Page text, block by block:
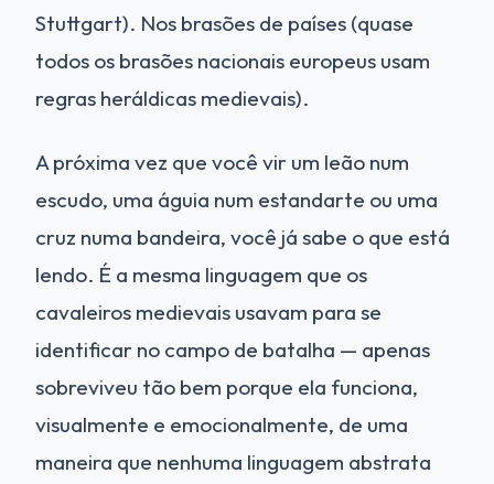
Stuttgart). Nos brasões de países (quase
todos os brasões nacionais europeus usam
regras heráldicas medievais).
A próxima vez que você vir um leão num
escudo, uma águia num estandarte ou uma
cruz numa bandeira, você já sabe o que está
lendo. É a mesma linguagem que os
cavaleiros medievais usavam para se
identificar no campo de batalha — apenas
sobreviveu tão bem porque ela funciona,
visualmente e emocionalmente, de uma
maneira que nenhuma linguagem abstrata